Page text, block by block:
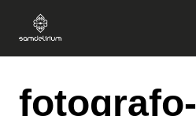
fotografo-